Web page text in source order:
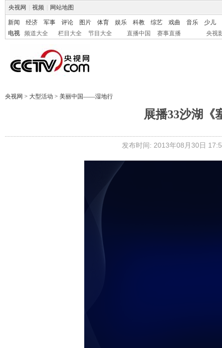
央视网 视频 网站地图
新闻 经济 军事 评论 图片 体育 娱乐 科教 综艺 戏曲 音乐
少儿
电视
频道大全 栏目大全 节目大全 直播中国 赛事直播 央视
央视网 > 大型活动 > 美丽中国——湿地行
展播33沙湖《
发布时间: 2013年08月30日